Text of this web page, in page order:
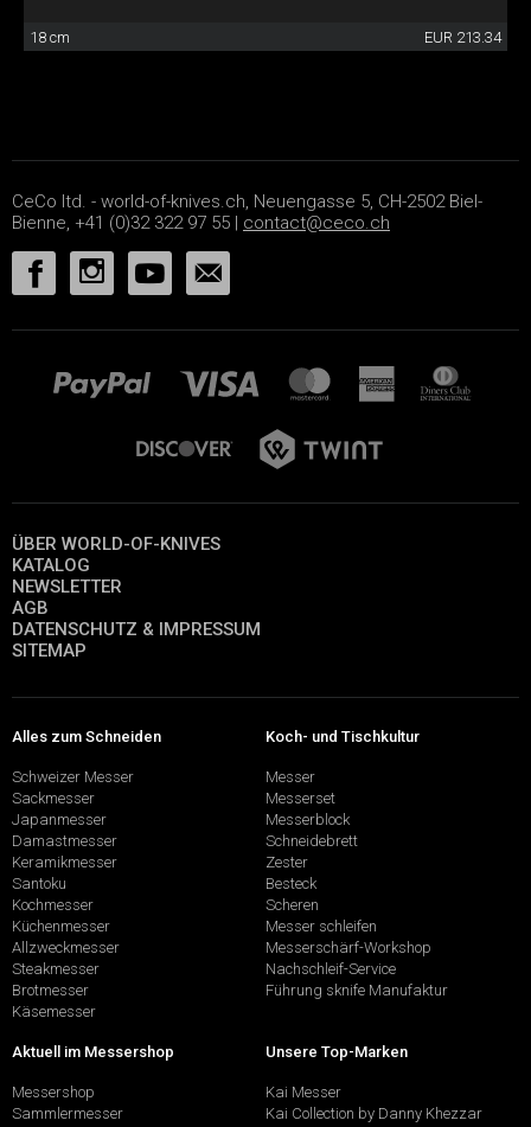
18 cm EUR 213.34
CeCo ltd. - world-of-knives.ch, Neuengasse 5, CH-2502 Biel-
Bienne, +41 (0)32 322 97 55 | contact@ceco.ch
ÜBER WORLD-OF-KNIVES
KATALOG
NEWSLETTER
AGB
DATENSCHUTZ & IMPRESSUM
SITEMAP
Alles zum Schneiden
Schweizer Messer
Sackmesser
Japanmesser
Damastmesser
Keramikmesser
Santoku
Kochmesser
Küchenmesser
Allzweckmesser
Steakmesser
Brotmesser
Käsemesser
Koch- und Tischkultur
Messer
Messerset
Messerblock
Schneidebrett
Zester
Besteck
Scheren
Messer schleifen
Messerschärf-Workshop
Nachschleif-Service
Führung sknife Manufaktur
Aktuell im Messershop
Messershop
Sammlermesser
Unsere Top-Marken
Kai Messer
Kai Collection by Danny Khezzar